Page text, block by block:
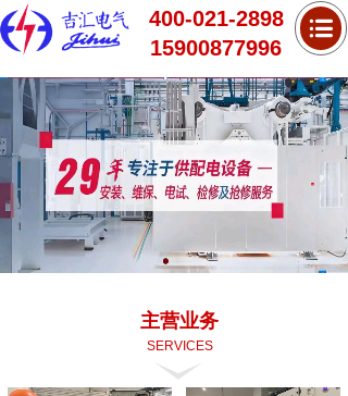
400-021-2898
15900877996
主营业务
SERVICES